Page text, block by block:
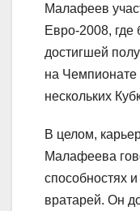
Малафеев
Евро-2008,
достигшей
на Чемпионате
нескольких
В целом,
Малафеева
способностях
вратарей. Он